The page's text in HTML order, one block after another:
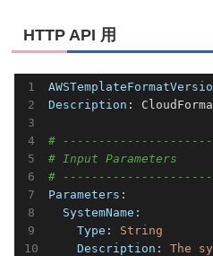
HTTP API 用
Description :
#
# Input Parameters
#
Parameters:
  SystemName:
    Type:
String
    Description:
The